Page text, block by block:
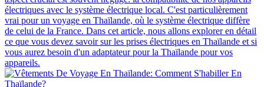
QUALITÉ/PRIX
99% satisfait plus que prévu